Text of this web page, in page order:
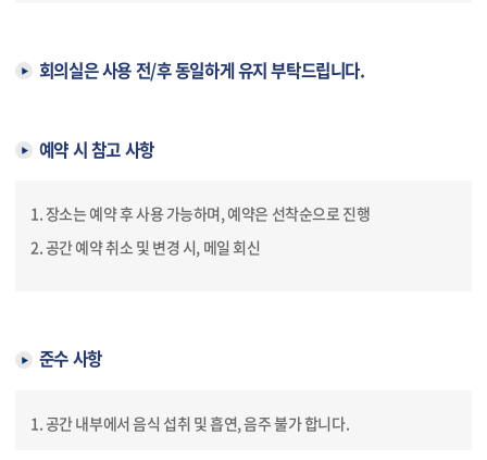
회의실은 사용 전/후 동일하게 유지 부탁드립니다.
예약 시 참고 사항
1. 장소는 예약 후 사용 가능하며, 예약은 선착순으로 진행
2. 공간 예약 취소 및 변경 시, 메일 회신
준수 사항
1. 공간 내부에서 음식 섭취 및 흡연, 음주 불가 합니다.